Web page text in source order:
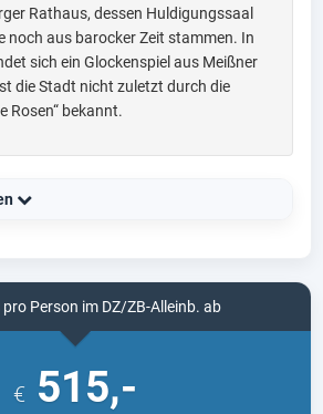
Rathaus, dessen Huldigungssaal
noch aus barocker Zeit stammen. In
sich ein Glockenspiel aus Meißner
die Stadt nicht zuletzt durch die
Rosen“ bekannt.
pro Person im DZ/ZB-Alleinb. ab
€ 515,-